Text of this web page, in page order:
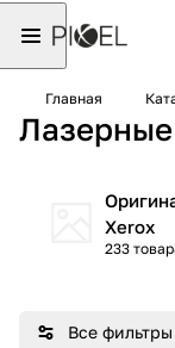
Главная
Xerox
233
Все фильтры